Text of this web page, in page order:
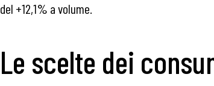
del +12,1% a volume.
Le scelte dei